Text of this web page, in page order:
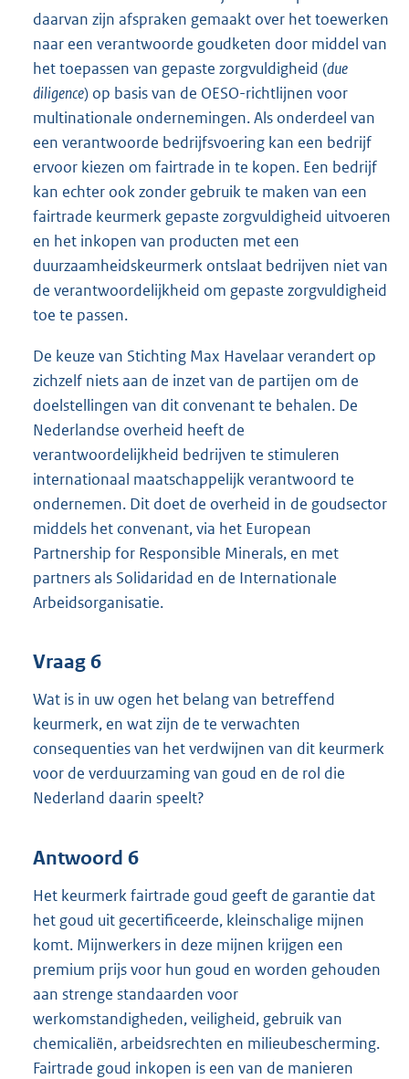
daarvan zijn afspraken gemaakt over het toewerken
naar een verantwoorde goudketen door middel van
het toepassen van gepaste zorgvuldigheid (due
diligence) op basis van de OESO-richtlijnen voor
multinationale ondernemingen. Als onderdeel van
een verantwoorde bedrijfsvoering kan een bedrijf
ervoor kiezen om fairtrade in te kopen. Een bedrijf
kan echter ook zonder gebruik te maken van een
fairtrade keurmerk gepaste zorgvuldigheid uitvoeren
en het inkopen van producten met een
duurzaamheidskeurmerk ontslaat bedrijven niet van
de verantwoordelijkheid om gepaste zorgvuldigheid
toe te passen.
De keuze van Stichting Max Havelaar verandert op
zichzelf niets aan de inzet van de partijen om de
doelstellingen van dit convenant te behalen. De
Nederlandse overheid heeft de
verantwoordelijkheid bedrijven te stimuleren
internationaal maatschappelijk verantwoord te
ondernemen. Dit doet de overheid in de goudsector
middels het convenant, via het European
Partnership for Responsible Minerals, en met
partners als Solidaridad en de Internationale
Arbeidsorganisatie.
Vraag 6
Wat is in uw ogen het belang van betreffend
keurmerk, en wat zijn de te verwachten
consequenties van het verdwijnen van dit keurmerk
voor de verduurzaming van goud en de rol die
Nederland daarin speelt?
Antwoord 6
Het keurmerk fairtrade goud geeft de garantie dat
het goud uit gecertificeerde, kleinschalige mijnen
komt. Mijnwerkers in deze mijnen krijgen een
premium prijs voor hun goud en worden gehouden
aan strenge standaarden voor
werkomstandigheden, veiligheid, gebruik van
chemicaliën, arbeidsrechten en milieubescherming.
Fairtrade goud inkopen is een van de manieren